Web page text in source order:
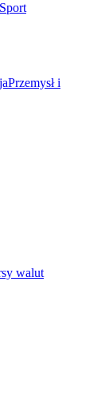
Sport
Przemysł i
walut